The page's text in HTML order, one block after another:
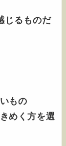
じるものだ
もの
めく方を選